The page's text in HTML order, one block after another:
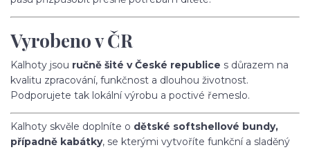
Vyrobeno v ČR
Kalhoty jsou ručně šité v České republice s důrazem na
kvalitu zpracování, funkčnost a dlouhou životnost.
Podporujete tak lokální výrobu a poctivé řemeslo.
Kalhoty skvěle doplníte o dětské softshellové bundy,
případně kabátky, se kterými vytvoříte funkční a sladěný